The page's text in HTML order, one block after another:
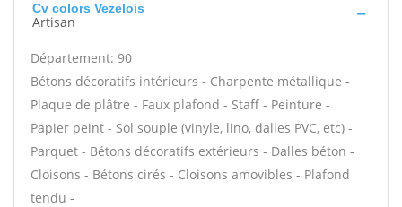
Cv colors Vezelois
Artisan
Département: 90
Bétons décoratifs intérieurs - Charpente métallique -
Plaque de plâtre - Faux plafond - Staff - Peinture -
Papier peint - Sol souple (vinyle, lino, dalles PVC, etc) -
Parquet - Bétons décoratifs extérieurs - Dalles béton -
Cloisons - Bétons cirés - Cloisons amovibles - Plafond
tendu -